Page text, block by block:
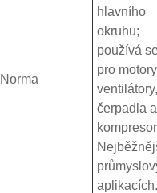
Norma
hlavního
okruhu;
používá
pro
ventilátory,
čerpadla a
aplikacích.